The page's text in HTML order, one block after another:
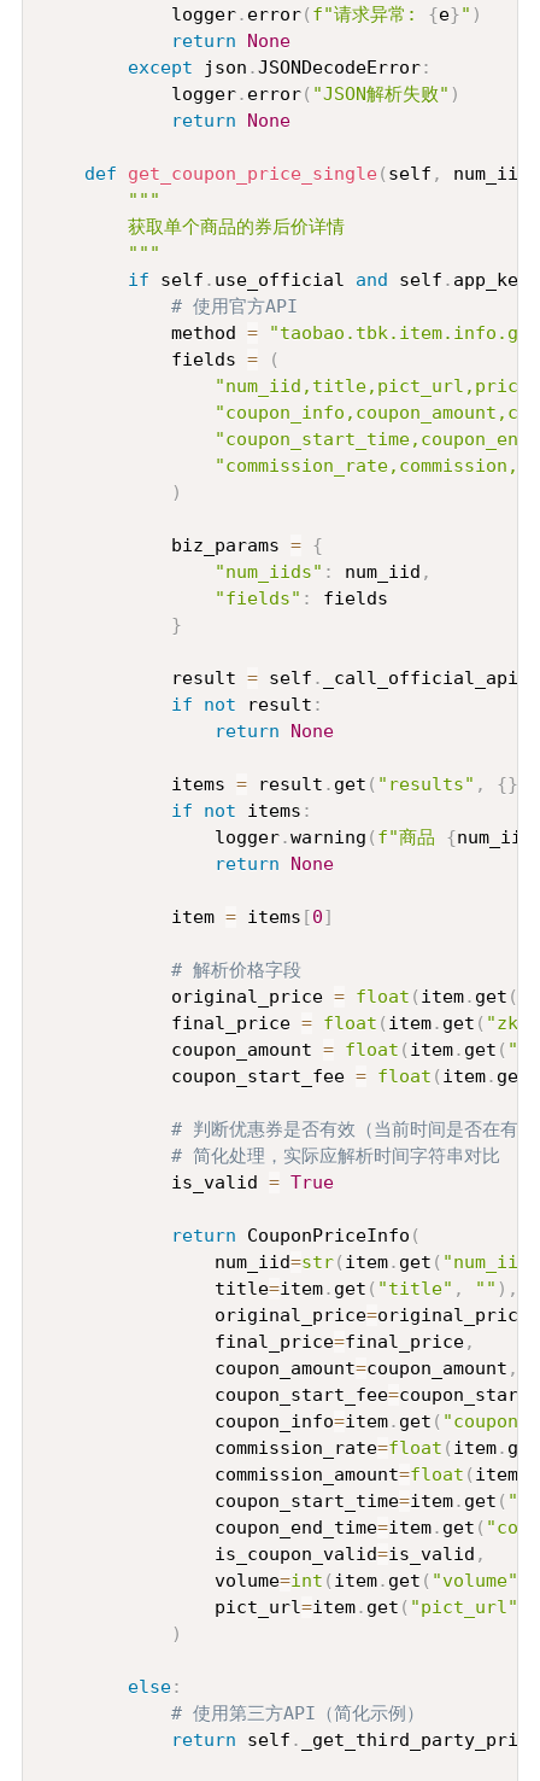
            logger
. error( f"请求异常: {e}" )
return
None
except json .JSONDecodeError:
            logger
. error( "JSON解析失败" )
return
None
def get_coupon_price_single( self , num_iid
"""
        获取单个商品的券后价详情
        """
if self . use_official and self . app_key
# 使用官方API
            method
=
            fields
=
(
)
            biz_params
= {
"num_iids" : num_iid ,
"fields" :
fields
}
            result
= self . _call_official_api
if
not result :
return
None
            items
= result . get ( "results" , {}
if
not items :
                logger
.warning ( f"商品 {num_iid
return
None
            item
= items [0]
# 解析价格字段
            original_price
= float ( item. get (
            final_price
= float ( item. get (
            coupon_amount
= float ( item. get (
            coupon_start_fee
= float ( item. get
# 判断优惠券是否有效（当前时间是否在有
# 简化处理，实际应解析时间字符串对比
            is_valid
= True
return CouponPriceInfo (
                num_iid
=str( item. get ( "num_iid"
                title
=item. get ( "title" , "" ) ,
                original_price
=original_price
                final_price
=final_price,
                coupon_amount
=coupon_amount ,
                coupon_start_fee
=
                coupon_info
=item. get (
                commission_rate
=float ( item. get
                commission_amount
=float ( item
                coupon_start_time
=item. get (
                coupon_end_time
=item. get (
                is_coupon_valid
=is_valid ,
                volume
=int ( item. get ( "volume"
                pict_url
=item. get ( "pict_url"
)
else:
# 使用第三方API（简化示例）
return self . _get_third_party_price